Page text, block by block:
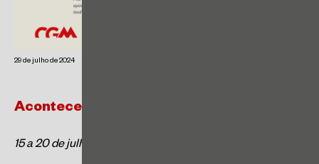
29 de julho de 2024
Acontece Tributário
15 a 20 de julho de 2024